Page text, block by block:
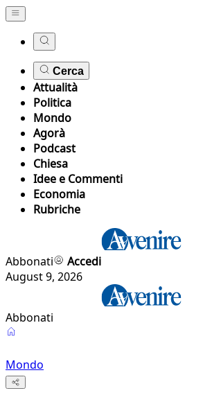
Cerca
Attualità
Politica
Mondo
Agorà
Podcast
Chiesa
Idee e Commenti
Economia
Rubriche
Abbonati
Accedi
August 9, 2026
Abbonati
Mondo